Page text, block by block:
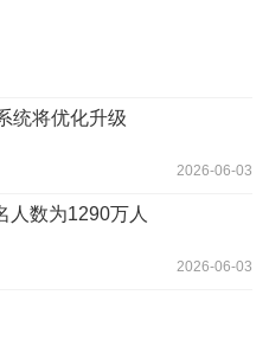
统将优化升级
2026-06-03
人数为1290万人
2026-06-03